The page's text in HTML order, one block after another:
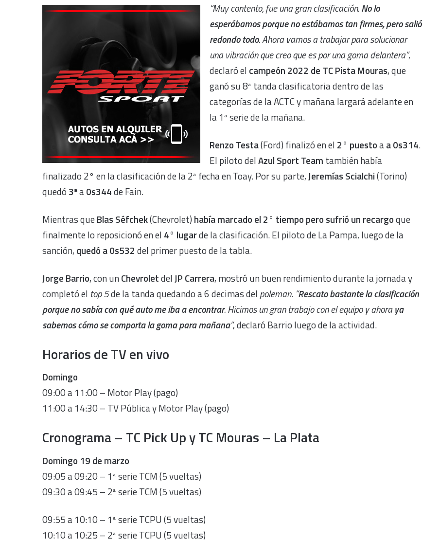
“Muy contento, fue una gran clasificación.No lo
esperábamos porque no estábamos tan firmes, pero salió
redondo todo. Ahora vamos a trabajar para solucionar
una vibración que creo que es por una goma delantera”,
declaró el campeón 2022 de TC Pista Mouras, que
ganó su 8ª tanda clasificatoria dentro de las
categorías de la ACTC y mañana largará adelante en
la 1ª serie de la mañana.
Renzo Testa(Ford) finalizó en el 2° puestoaa 0s314.
El piloto delAzul Sport Team también había
finalizado 2° en la clasificación de la 2ª fecha en Toay. Por su parte,Jeremías Scialchi(Torino)
quedó 3ªa0s344de Fain.
Mientras queBlas Séfchek(Chevrolet) había marcado el 2° tiempo pero sufrió un recargoque
finalmente lo reposicionó en el 4° lugarde la clasificación. El piloto de La Pampa, luego de la
sanción, quedó a 0s532 del primer puesto de la tabla.
Jorge Barrio, con unChevroletdelJP Carrera, mostró un buen rendimiento durante la jornada y
completó el top 5de la tanda quedando a 6 decimas del poleman. “Rescato bastante la clasificación
porque no sabía con qué auto me iba a encontrar. Hicimos un gran trabajo con el equipo y ahoraya
sabemos cómo se comporta la goma para mañana“, declaró Barrio luego de la actividad.
Horarios de TV en vivo
Domingo
09:00 a 11:00 – Motor Play (pago)
11:00 a 14:30 – TV Pública y Motor Play (pago)
Cronograma – TC Pick Up y TC Mouras – La Plata
Domingo 19 de marzo
09:05 a 09:20 – 1ª serie TCM (5 vueltas)
09:30 a 09:45 – 2ª serie TCM (5 vueltas)
09:55 a 10:10 – 1ª serie TCPU (5 vueltas)
10:10 a 10:25 – 2ª serie TCPU (5 vueltas)